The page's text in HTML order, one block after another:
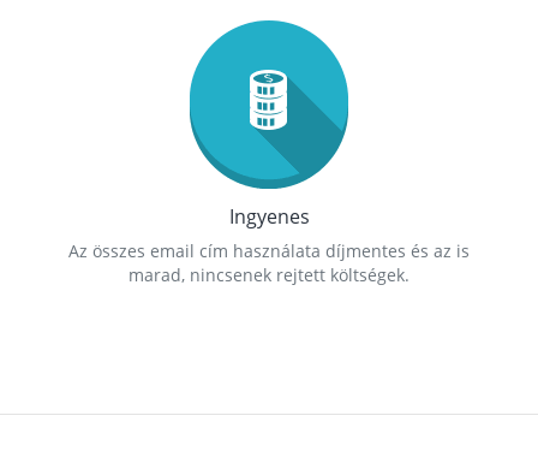
Ingyenes
Az összes email cím használata díjmentes és az is
marad, nincsenek rejtett költségek.